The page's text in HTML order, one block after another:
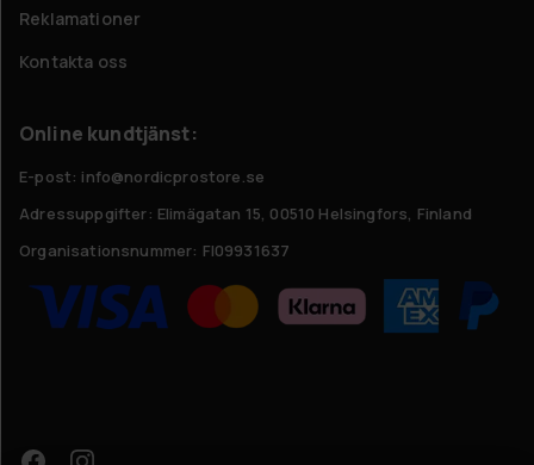
Reklamationer
Kontakta oss
Online kundtjänst:
E-post: info@nordicprostore.se
Adressuppgifter: Elimägatan 15, 00510 Helsingfors, Finland
Organisationsnummer: FI09931637